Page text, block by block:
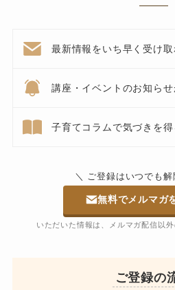
最新情報をいち早く受け取
講座・イベントのお知らせ
子育てコラムで気づきを得
＼ ご登録はいつでも解
無料でメルマガ
いただいた情報は、メルマガ配信以
ご登録の